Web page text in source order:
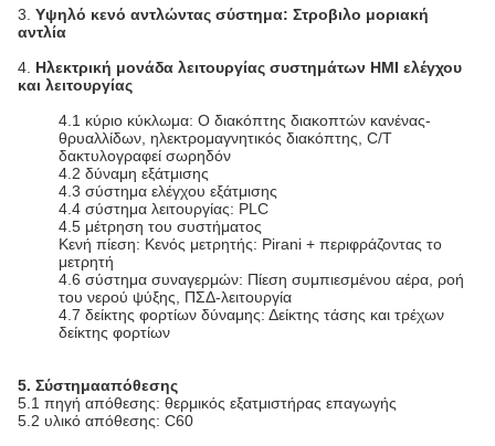
3. Υψηλό κενό αντλώντας σύστημα: Στροβιλο μοριακή
αντλία
4. Ηλεκτρική μονάδα λειτουργίας συστημάτων HMI ελέγχου
και λειτουργίας
4.1 κύριο κύκλωμα: Ο διακόπτης διακοπτών κανένας-
θρυαλλίδων, ηλεκτρομαγνητικός διακόπτης, C/T
δακτυλογραφεί σωρηδόν
4.2 δύναμη εξάτμισης
4.3 σύστημα ελέγχου εξάτμισης
4.4 σύστημα λειτουργίας: PLC
4.5 μέτρηση του συστήματος
Κενή πίεση: Κενός μετρητής: Pirani + περιφράζοντας το
μετρητή
4.6 σύστημα συναγερμών: Πίεση συμπιεσμένου αέρα, ροή
του νερού ψύξης, ΠΣΔ-λειτουργία
4.7 δείκτης φορτίων δύναμης: Δείκτης τάσης και τρέχων
δείκτης φορτίων
5. Σύστημααπόθεσης
5.1 πηγή απόθεσης: θερμικός εξατμιστήρας επαγωγής
5.2 υλικό απόθεσης: C60